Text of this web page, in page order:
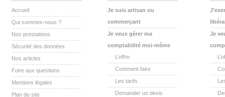
Accueil
Qui sommes-nous ?
Nos prestations
Sécurité des données
Nos articles
Foire aux questions
Mentions légales
Plan du site
Je suis artisan ou
commerçant
Je veux gérer ma
comptabilité moi-même
L’offre
Comment faire
Les tarifs
Demander un devis
Je